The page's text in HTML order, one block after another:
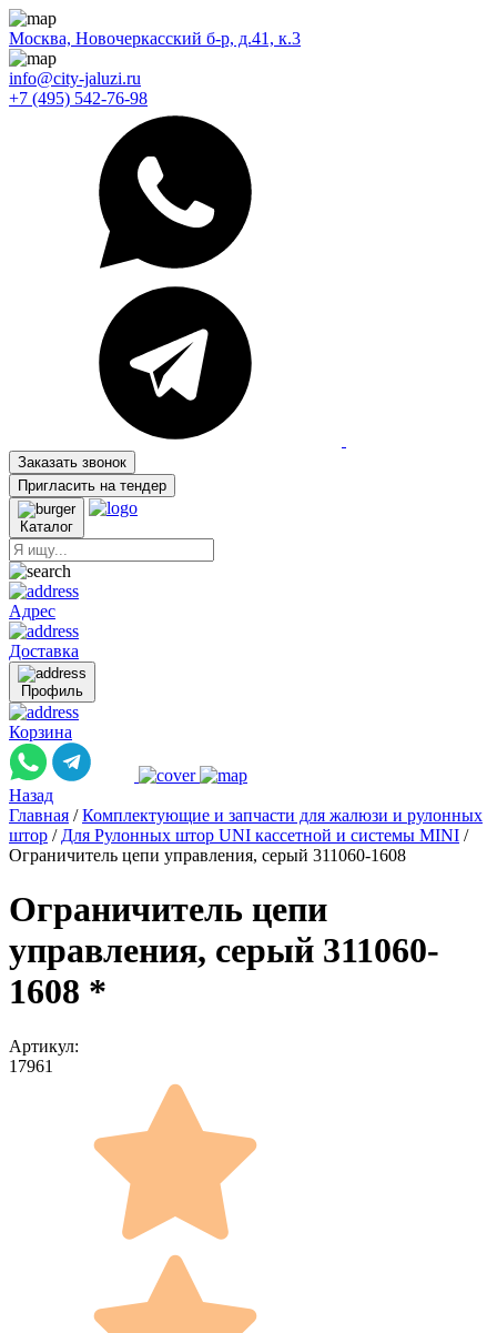
Москва, Новочеркасский б-р, д.41, к.3
info@city-jaluzi.ru
+7 (495) 542-76-98
Заказать звонок
Пригласить на тендер
Каталог
Адрес
Доставка
Профиль
Корзина
Назад
Главная / Комплектующие и запчасти для жалюзи и рулонных
штор / Для Рулонных штор UNI кассетной и системы MINI /
Ограничитель цепи управления, серый 311060-1608
Ограничитель цепи
управления, серый 311060-
1608 *
Артикул:
17961